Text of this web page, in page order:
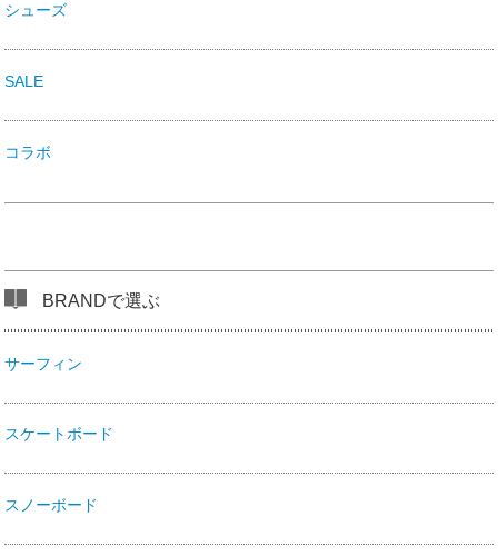
シューズ
SALE
コラボ
BRANDで選ぶ
サーフィン
スケートボード
スノーボード